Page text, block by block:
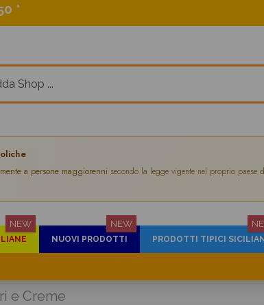
*
a persone maggiorenni secondo la legge vigente nel proprio
NEW
NUOVI PRODOTTI
NEW
PRODOTTI TIPICI
e Creme